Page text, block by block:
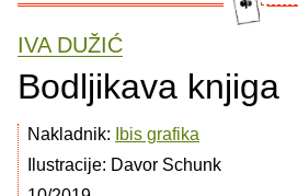
IVA DUŽIĆ
Bodljikava knjiga
Nakladnik:
Ibis grafika
Ilustracije: Davor Schunk